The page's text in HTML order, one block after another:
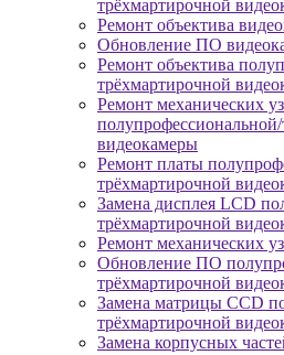
трёхмартирочной
Ремонт объектива
Обновление ПО
Ремонт объектива
трёхмартирочной
Ремонт механических
видеокамеры
Ремонт платы
трёхмартирочной
Замена дисплея LCD
трёхмартирочной
Ремонт механических
Обновление ПО
трёхмартирочной
Замена матрицы CCD
трёхмартирочной
Замена корпусных